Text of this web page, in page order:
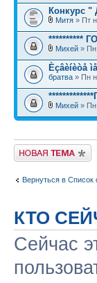
Конкурс
Митя » Пт
**********
Михей » Пн
Èçâèíèòå
братва » Пн
Михей » Пн
Новая тема
Вернуться в
КТО
Сейчас